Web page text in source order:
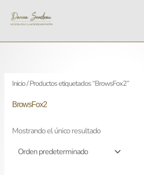
Inicio/ Productos etiquetados “BrowsFox2”
BrowsFox2
Mostrando el único resultado